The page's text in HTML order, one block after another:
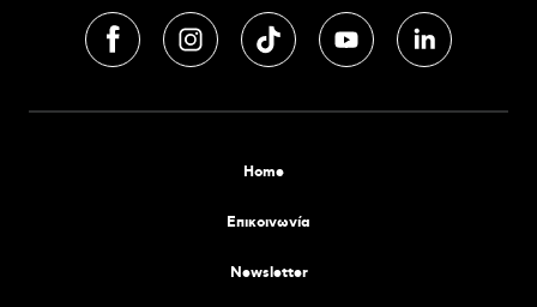
Home
Επικοινωνία
Newsletter